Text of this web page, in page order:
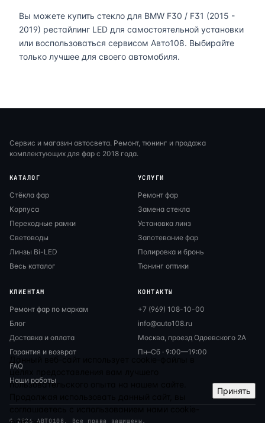
Вы можете купить стекло для BMW F30 / F31 (2015 -
2019) рестайлинг LED для самостоятельной установки
или воспользоваться сервисом Авто108. Выбирайте
только лучшее для своего автомобиля.
Сервис и магазин автосвета. Ремонт, тюнинг и продажа
комплектующих для фар с 2018 года.
КАТАЛОГ
Стёкла фар
Корпуса
Переходные рамки
Световоды
Линзы Bi-LED
Весь каталог
УСЛУГИ
Ремонт фар
Замена стекла
Установка линз
Запотевание фар
Полировка и бронь
Тюнинг оптики
КЛИЕНТАМ
Ремонт фар по маркам
Блог
Доставка и оплата
Гарантия и возврат
FAQ
Наши работы
КОНТАКТЫ
+7 (969) 108-10-00
info@auto108.ru
Москва, проезд Одоевского 2А
Пн–Сб · 9:00—19:00
© 2026 АВТО108. Все права защищены.
Данный веб-сайт использует cookie-файлы в
целях предоставления вам лучшего
пользовательского опыта на нашем сайте.
Принять